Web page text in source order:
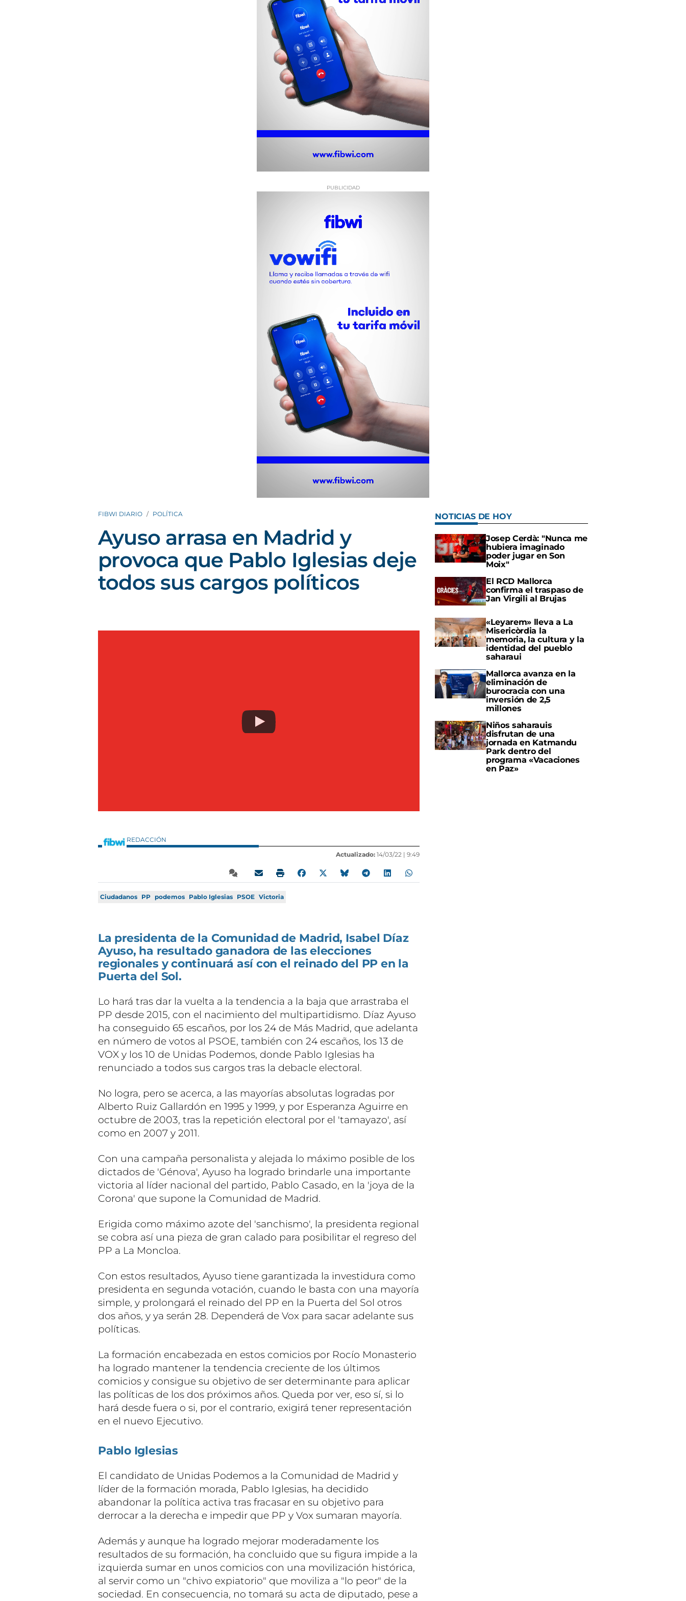
FIBWI DIARIO POLÍTICA
Ayuso arrasa en Madrid y
provoca que Pablo Iglesias deje
todos sus cargos políticos
REDACCIÓN
Actualizado: 14/03/22 | 9:49
Ciudadanos PP podemos Pablo Iglesias PSOE Victoria
La presidenta de la Comunidad de Madrid, Isabel Díaz
Ayuso, ha resultado ganadora de las elecciones
regionales y continuará así con el reinado del PP en la
Puerta del Sol.
Lo hará tras dar la vuelta a la tendencia a la baja que arrastraba el
PP desde 2015, con el nacimiento del multipartidismo. Díaz Ayuso
ha conseguido 65 escaños, por los 24 de Más Madrid, que adelanta
en número de votos al PSOE, también con 24 escaños, los 13 de
VOX y los 10 de Unidas Podemos, donde Pablo Iglesias ha
renunciado a todos sus cargos tras la debacle electoral.
No logra, pero se acerca, a las mayorías absolutas logradas por
Alberto Ruiz Gallardón en 1995 y 1999, y por Esperanza Aguirre en
octubre de 2003, tras la repetición electoral por el 'tamayazo', así
como en 2007 y 2011.
Con una campaña personalista y alejada lo máximo posible de los
dictados de 'Génova', Ayuso ha logrado brindarle una importante
victoria al líder nacional del partido, Pablo Casado, en la 'joya de la
Corona' que supone la Comunidad de Madrid.
Erigida como máximo azote del 'sanchismo', la presidenta regional
se cobra así una pieza de gran calado para posibilitar el regreso del
PP a La Moncloa.
Con estos resultados, Ayuso tiene garantizada la investidura como
presidenta en segunda votación, cuando le basta con una mayoría
simple, y prolongará el reinado del PP en la Puerta del Sol otros
dos años, y ya serán 28. Dependerá de Vox para sacar adelante sus
políticas.
La formación encabezada en estos comicios por Rocío Monasterio
ha logrado mantener la tendencia creciente de los últimos
comicios y consigue su objetivo de ser determinante para aplicar
las políticas de los dos próximos años. Queda por ver, eso sí, si lo
hará desde fuera o si, por el contrario, exigirá tener representación
en el nuevo Ejecutivo.
Pablo Iglesias
El candidato de Unidas Podemos a la Comunidad de Madrid y
líder de la formación morada, Pablo Iglesias, ha decidido
abandonar la política activa tras fracasar en su objetivo para
derrocar a la derecha e impedir que PP y Vox sumaran mayoría.
Además y aunque ha logrado mejorar moderadamente los
resultados de su formación, ha concluido que su figura impide a la
izquierda sumar en unos comicios con una movilización histórica,
al servir como un "chivo expiatorio" que moviliza a "lo peor" de la
sociedad. En consecuencia, no tomará su acta de diputado, pese a
NOTICIAS DE HOY
Josep Cerdà: "Nunca me
hubiera imaginado
poder jugar en Son
Moix"
El RCD Mallorca
confirma el traspaso de
Jan Virgili al Brujas
«Leyarem» lleva a La
Misericòrdia la
memoria, la cultura y la
identidad del pueblo
saharaui
Mallorca avanza en la
eliminación de
burocracia con una
inversión de 2,5
millones
Niños saharauis
disfrutan de una
jornada en Katmandu
Park dentro del
programa «Vacaciones
en Paz»